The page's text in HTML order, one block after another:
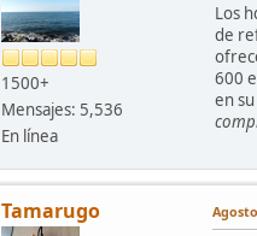
1500+
Mensajes: 5,536
En línea
Los
de
600
en
Tamarugo